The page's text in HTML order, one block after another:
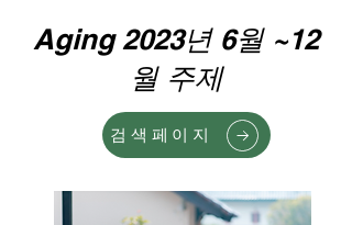
Aging 2023년 6월 ~12
월 주제
검색페이지